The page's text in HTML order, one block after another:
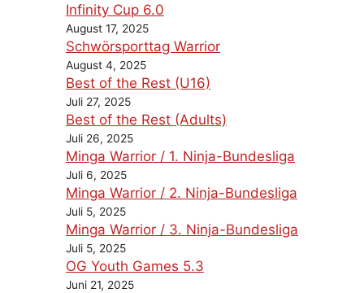
Infinity Cup 6.0
August 17, 2025
Schwörsporttag Warrior
August 4, 2025
Best of the Rest (U16)
Juli 27, 2025
Best of the Rest (Adults)
Juli 26, 2025
Minga Warrior / 1. Ninja-Bundesliga
Juli 6, 2025
Minga Warrior / 2. Ninja-Bundesliga
Juli 5, 2025
Minga Warrior / 3. Ninja-Bundesliga
Juli 5, 2025
OG Youth Games 5.3
Juni 21, 2025